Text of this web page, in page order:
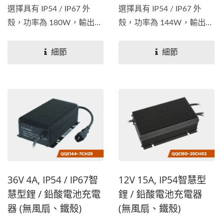
選擇具有 IP54 / IP67 外
殼，功率為 180W，輸出電
細節
選擇具有 IP54 / IP67 外
殼，功率為 144W，輸出電
細節
36V 4A, IP54 / IP67智
慧型鋰 / 鉛酸電池充電
器 (無風扇、鐵殼)
12V 15A, IP54智慧型
鋰 / 鉛酸電池充電器
(無風扇、鐵殼)